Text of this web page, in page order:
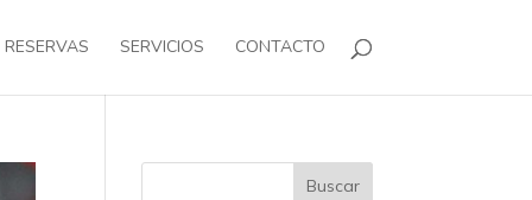
RESERVAS SERVICIOS CONTACTO
Buscar